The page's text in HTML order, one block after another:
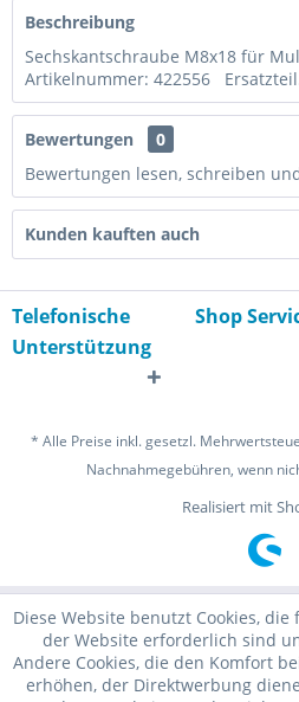
Beschreibung
Sechskantschraube M8x18 für
Artikelnummer: 422556
Bewertungen
0
Bewertungen lesen, schreiben
Kunden kauften auch
Telefonische
Unterstützung
Shop
* Alle Preise inkl. gesetzl.
Nachnahmegebühren, wenn
Realisiert mit
Diese Website benutzt Cookies,
der Website erforderlich sind
Andere Cookies, die den Komfort
erhöhen, der Direktwerbung